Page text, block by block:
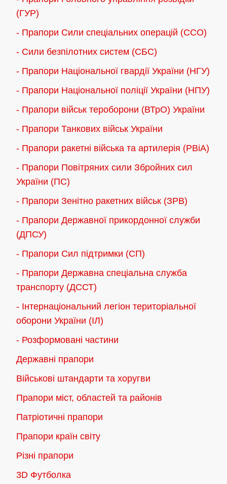
(ГУР)
- Прапори Сили спеціальних операцій (ССО)
- Сили безпілотних систем (СБС)
- Прапори Національної гвардії України (НГУ)
- Прапори Національної поліції України (НПУ)
- Прапори військ тероборони (ВТрО) України
- Прапори Танкових військ України
- Прапори ракетні війська та артилерія (РВіА)
- Прапори Повітряних сили Збройних сил
України (ПС)
- Прапори Зенітно ракетних військ (ЗРВ)
- Прапори Державної прикордонної служби
(ДПСУ)
- Прапори Сил підтримки (СП)
- Прапори Державна спеціальна служба
транспорту (ДССТ)
- Інтернаціональний легіон територіальної
оборони України (ІЛ)
- Розформовані частини
Державні прапори
Військові штандарти та хоругви
Прапори міст, областей та районів
Патріотичні прапори
Прапори країн світу
Різні прапори
3D Футболка